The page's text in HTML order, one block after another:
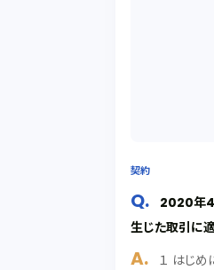
契約
2020年4
生じた取引に適
がある取引や
１ はじめ